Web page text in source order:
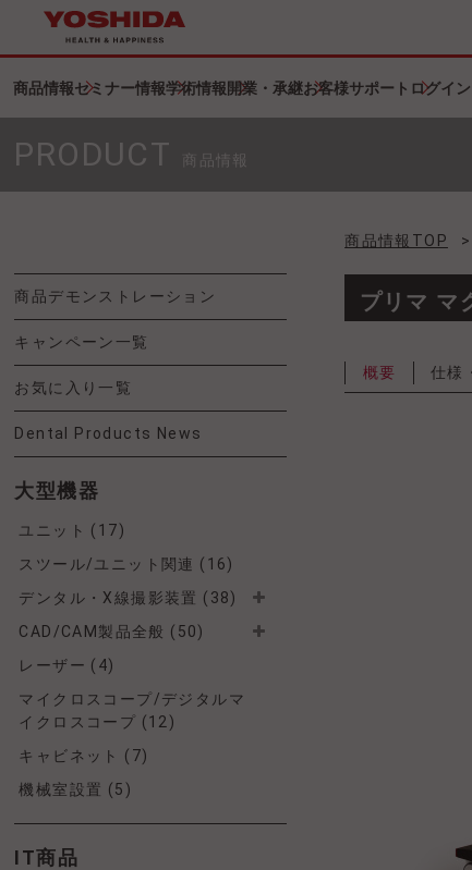
商品情報セミナー情報学術情報開業・承継お客様サポート ログイン
PRODUCT 商品情報
商品デモンストレーション
キャンペーン一覧
お気に入り一覧
Dental Products News
大型機器
ユニット (17)
スツール/ユニット関連 (16)
デンタル・X線撮影装置 (38)
CAD/CAM製品全般 (50)
レーザー (4)
マイクロスコープ/デジタルマ
イクロスコープ (12)
キャビネット (7)
機械室設置 (5)
IT商品
商品情報TOP >
プリマ マ
概要 仕様